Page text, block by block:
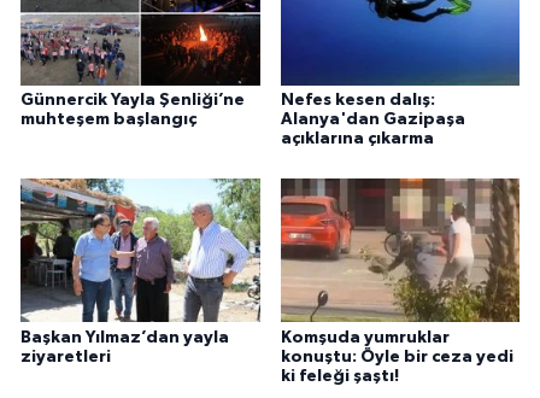
Günnercik Yayla Şenliği’ne
muhteşem başlangıç
Nefes kesen dalış:
Alanya'dan Gazipaşa
açıklarına çıkarma
Başkan Yılmaz’dan yayla
ziyaretleri
Komşuda yumruklar
konuştu: Öyle bir ceza yedi
ki feleği şaştı!